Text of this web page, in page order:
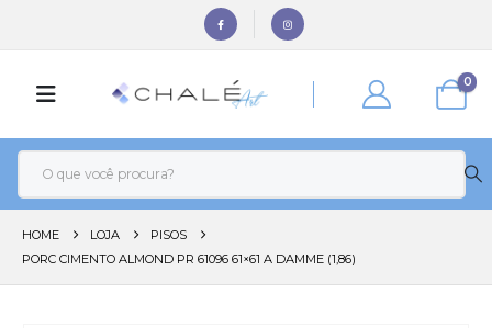
0
HOME LOJA
PISOS
PORC CIMENTO ALMOND PR 61096 61×61 A DAMME (1,86)